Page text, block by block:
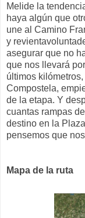
Melide la
haya algún que
une al Camino
y
asegurar que no
que nos llevará
últimos
Compostela,
de la etapa. Y
cuantas rampas
destino en la
pensemos que
Mapa de la ruta